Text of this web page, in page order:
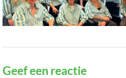
Geef een reactie